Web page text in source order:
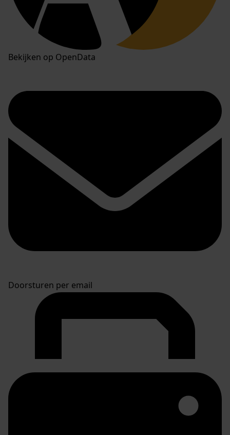
Bekijken op OpenData
Doorsturen per email